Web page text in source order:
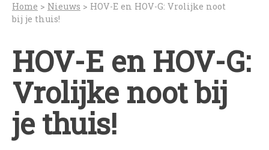
HOV-B
HOV-E
HOV-G
HOV-O
Bloaskapel Vleuten
Saxofoonkwartet Hova Zembla
Home > Nieuws > HOV-E en HOV-G: Vrolijke noot
bij je thuis!
HOV-E en HOV-G:
Vrolijke noot bij
je thuis!